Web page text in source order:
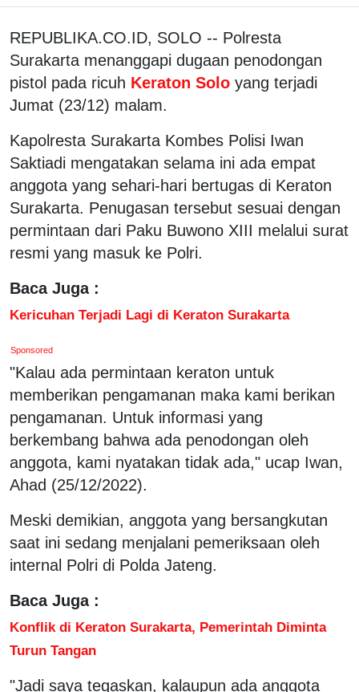
REPUBLIKA.CO.ID, SOLO -- Polresta
Surakarta menanggapi dugaan penodongan
pistol pada ricuh Keraton Solo yang terjadi
Jumat (23/12) malam.
Kapolresta Surakarta Kombes Polisi Iwan
Saktiadi mengatakan selama ini ada empat
anggota yang sehari-hari bertugas di Keraton
Surakarta. Penugasan tersebut sesuai dengan
permintaan dari Paku Buwono XIII melalui surat
resmi yang masuk ke Polri.
Baca Juga :
Kericuhan Terjadi Lagi di Keraton Surakarta
Sponsored
"Kalau ada permintaan keraton untuk
memberikan pengamanan maka kami berikan
pengamanan. Untuk informasi yang
berkembang bahwa ada penodongan oleh
anggota, kami nyatakan tidak ada," ucap Iwan,
Ahad (25/12/2022).
Meski demikian, anggota yang bersangkutan
saat ini sedang menjalani pemeriksaan oleh
internal Polri di Polda Jateng.
Baca Juga :
Konflik di Keraton Surakarta, Pemerintah Diminta
Turun Tangan
"Jadi saya tegaskan, kalaupun ada anggota